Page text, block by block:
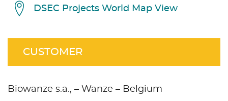
DSEC Projects World Map View
CUSTOMER
Biowanze s.a., – Wanze – Belgium